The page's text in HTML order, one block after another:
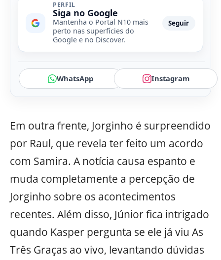
PERFIL
Siga no Google
Mantenha o Portal N10 mais
perto nas superfícies do
Google e no Discover.
Seguir
WhatsApp Instagram
Em outra frente, Jorginho é surpreendido
por Raul, que revela ter feito um acordo
com Samira. A notícia causa espanto e
muda completamente a percepção de
Jorginho sobre os acontecimentos
recentes. Além disso, Júnior fica intrigado
quando Kasper pergunta se ele já viu As
Três Graças ao vivo, levantando dúvidas